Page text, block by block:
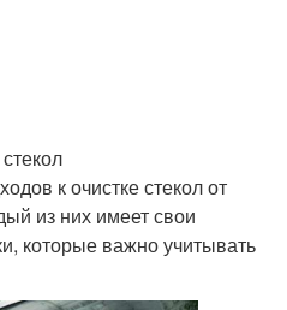
к очистке стекол от
из них имеет свои
которые важно учитывать